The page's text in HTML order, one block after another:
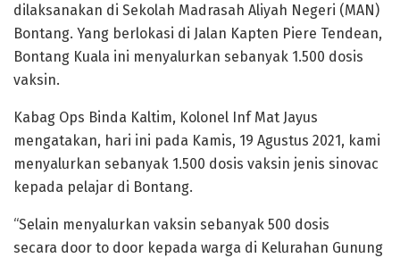
dilaksanakan di Sekolah Madrasah Aliyah Negeri (MAN)
Bontang. Yang berlokasi di Jalan Kapten Piere Tendean,
Bontang Kuala ini menyalurkan sebanyak 1.500 dosis
vaksin.
Kabag Ops Binda Kaltim, Kolonel Inf Mat Jayus
mengatakan, hari ini pada Kamis, 19 Agustus 2021, kami
menyalurkan sebanyak 1.500 dosis vaksin jenis sinovac
kepada pelajar di Bontang.
“Selain menyalurkan vaksin sebanyak 500 dosis
secara door to door kepada warga di Kelurahan Gunung